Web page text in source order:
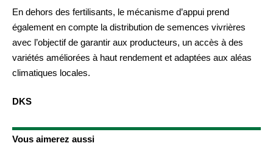
En dehors des fertilisants, le mécanisme d’appui prend
également en compte la distribution de semences vivrières
avec l’objectif de garantir aux producteurs, un accès à des
variétés améliorées à haut rendement et adaptées aux aléas
climatiques locales.
DKS
Vous aimerez aussi